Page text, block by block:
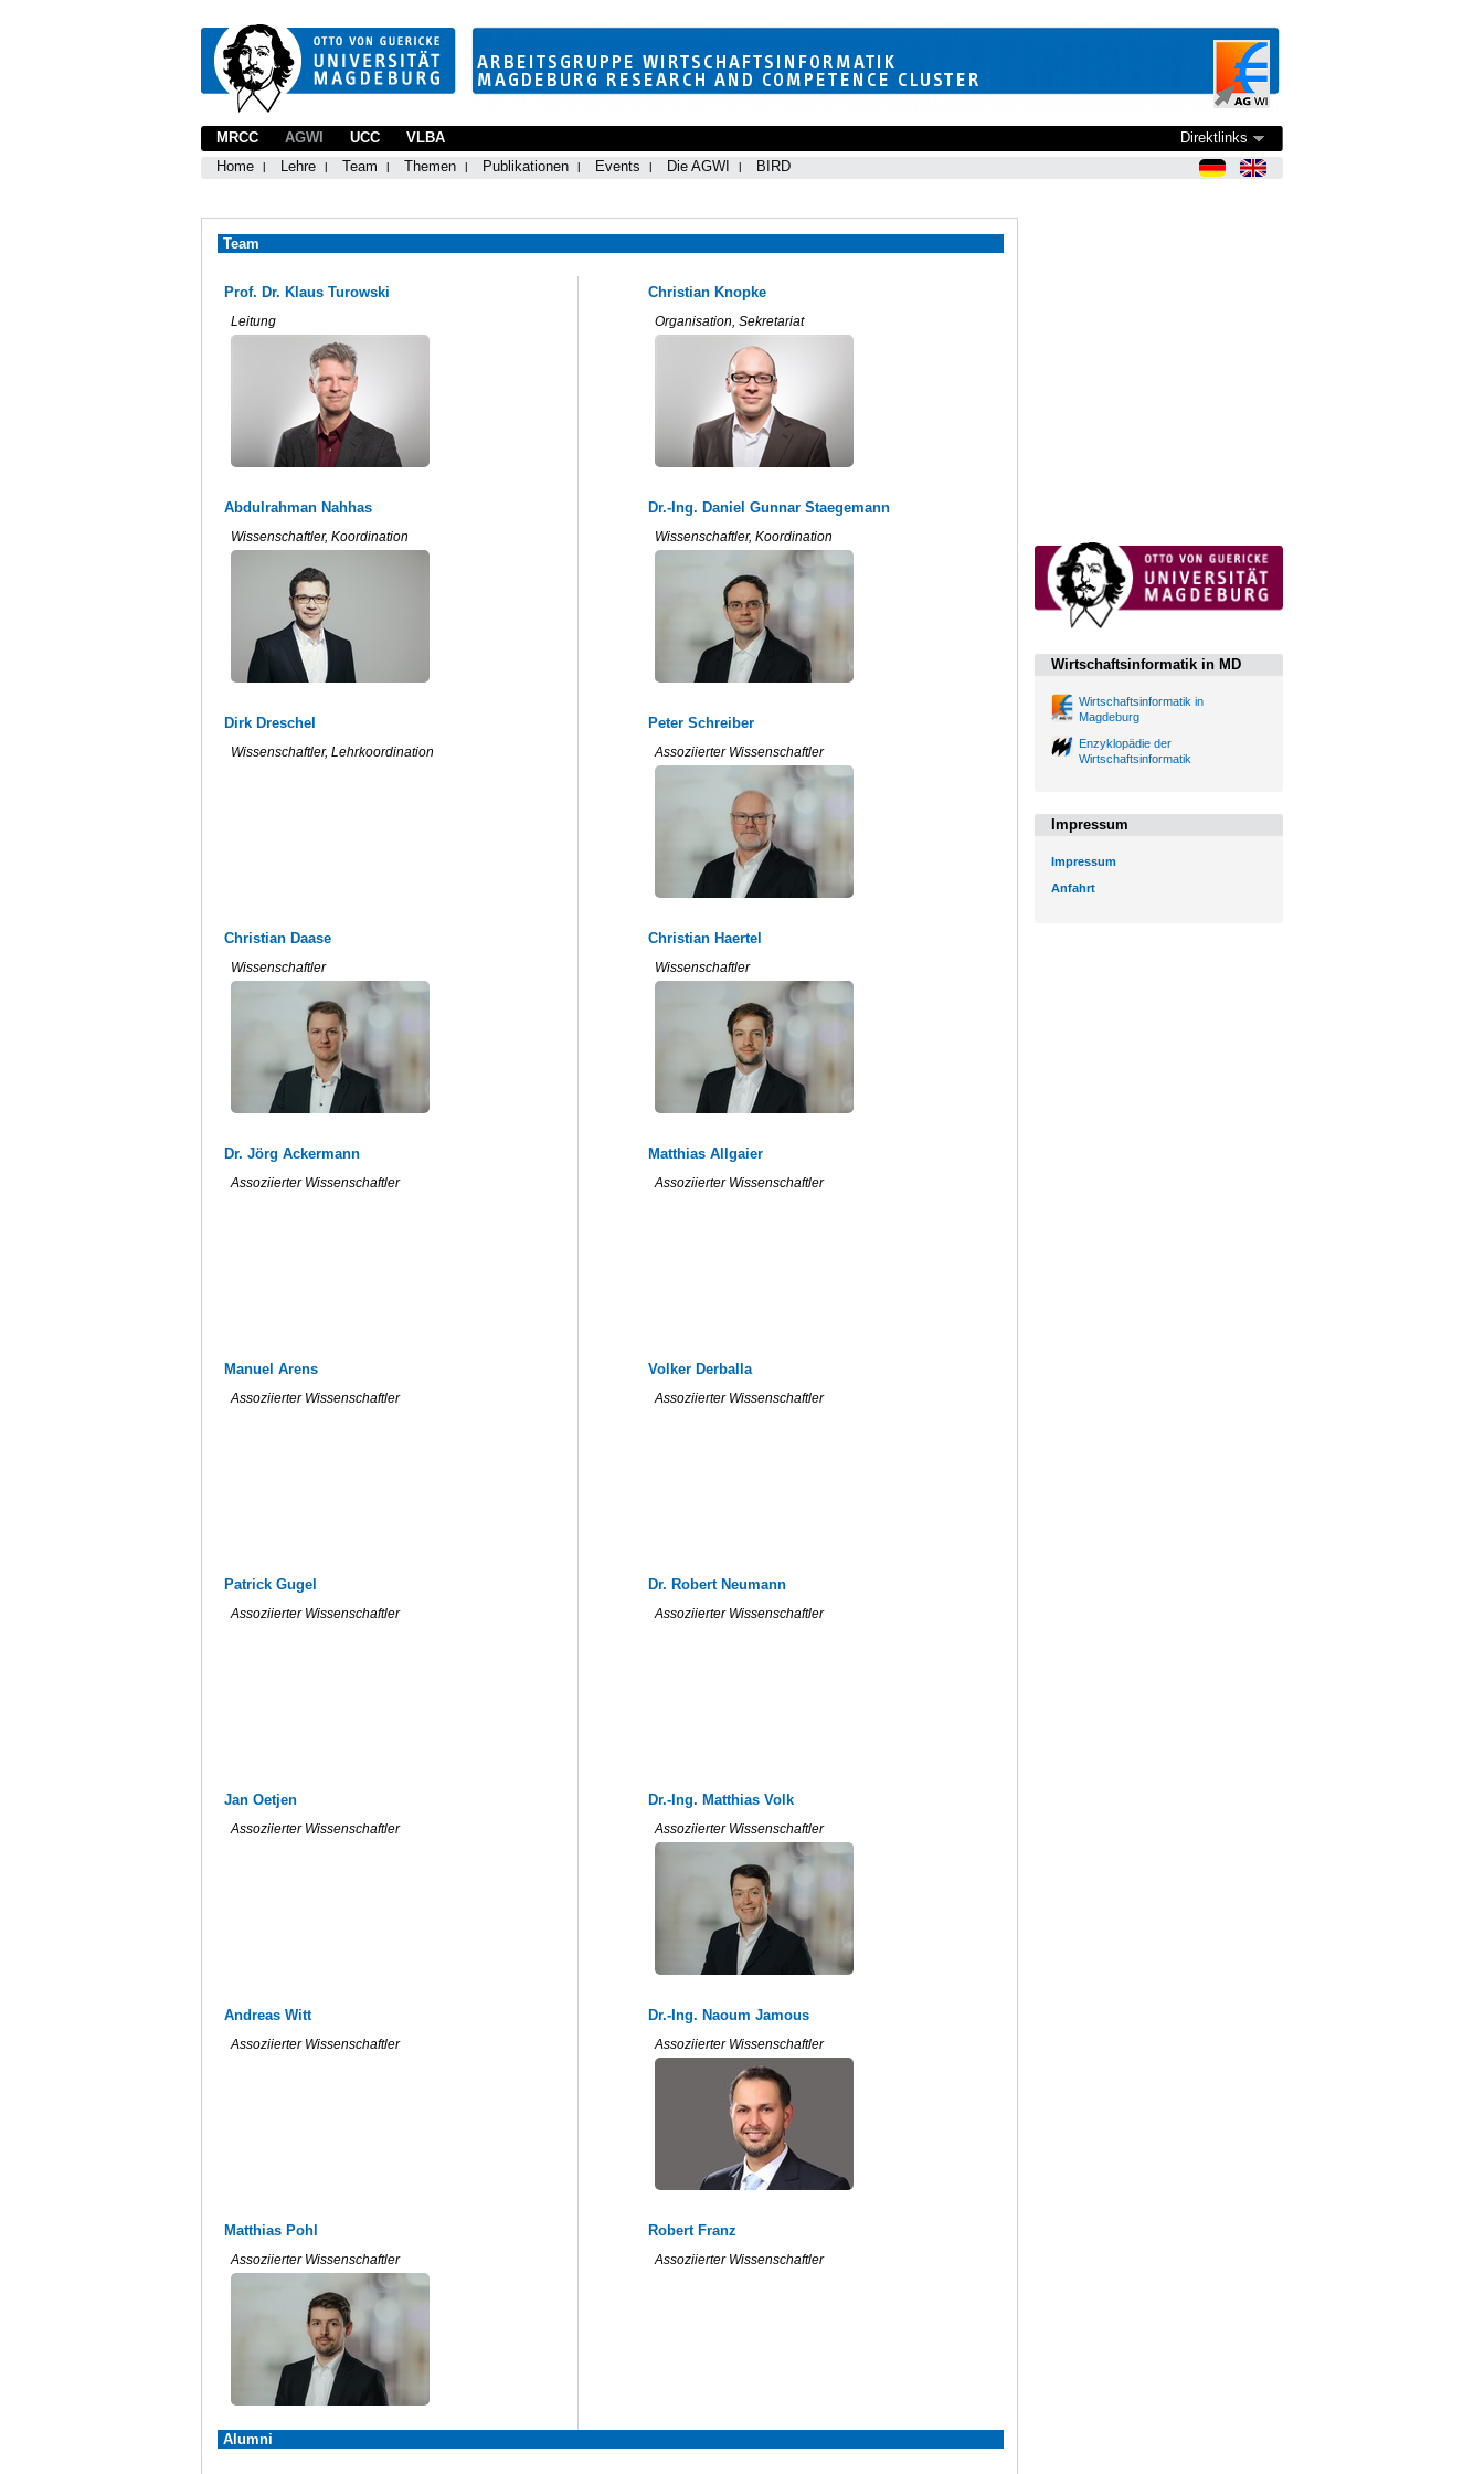
MRCC
AGWI
Home
Lehre Team Themen Publikationen Events Die AGWI BIRD
UCC VLBA Direktlinks
Team
Prof. Dr. Klaus Turowski
Leitung
Christian Knopke
Organisation, Sekretariat
Abdulrahman Nahhas
Wissenschaftler, Koordination
Dr.-Ing. Daniel Gunnar Staegemann
Wissenschaftler, Koordination
Dirk Dreschel
Wissenschaftler, Lehrkoordination
Peter Schreiber
Assoziierter Wissenschaftler
Christian Daase
Wissenschaftler
Christian Haertel
Wissenschaftler
Dr. Jörg Ackermann
Assoziierter Wissenschaftler
Matthias Allgaier
Assoziierter Wissenschaftler
Manuel Arens
Assoziierter Wissenschaftler
Volker Derballa
Assoziierter Wissenschaftler
Patrick Gugel
Assoziierter Wissenschaftler
Dr. Robert Neumann
Assoziierter Wissenschaftler
Jan Oetjen
Assoziierter Wissenschaftler
Dr.-Ing. Matthias Volk
Assoziierter Wissenschaftler
Andreas Witt
Assoziierter Wissenschaftler
Dr.-Ing. Naoum Jamous
Assoziierter Wissenschaftler
Matthias Pohl
Assoziierter Wissenschaftler
Robert Franz
Assoziierter Wissenschaftler
Alumni
Wirtschaftsinformatik in MD
Wirtschaftsinformatik in
Magdeburg
Enzyklopädie der
Wirtschaftsinformatik
Impressum
Impressum
Anfahrt